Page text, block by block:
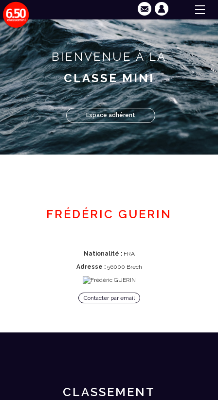
BIENVENUE À LA
CLASSE MINI
Espace adhérent
FRÉDÉRIC GUERIN
Nationalité :FRA
Adresse :56000 Brech
Contacter par email
CLASSEMENT